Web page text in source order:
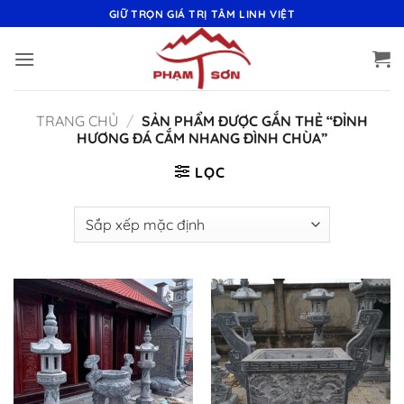
qua
nội
GIỮ TRỌN GIÁ TRỊ TÂM LINH VIỆT
TRANG CHỦ / SẢN PHẨM ĐƯỢC GẮN THẺ “ĐỈNH
HƯƠNG ĐÁ CẮM NHANG ĐÌNH CHÙA”
LỌC